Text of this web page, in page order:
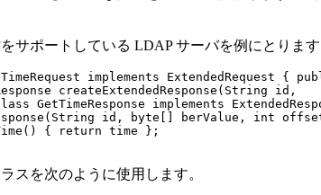
サポートしている LDAP サーバを例にとりま
implements ExtendedRequest {
GetTimeResponse implements
id, byte[] berValue, int
{ return time };
スを次のように使用します。